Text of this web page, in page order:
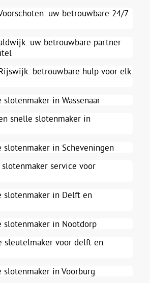
uw betrouwbare 24/7
uw betrouwbare partner
betrouwbare hulp voor elk
in Wassenaar
snelle slotenmaker in
slotenmaker in Scheveningen
service voor
slotenmaker in Delft en
slotenmaker in Nootdorp
sleutelmaker voor delft en
slotenmaker in Voorburg